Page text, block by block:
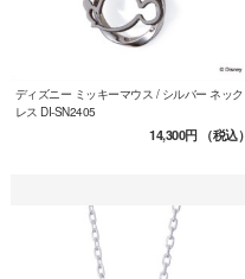
ディズニー ミッキーマウス / シルバー ネック
レス DI-SN2405
14,300円（税込）